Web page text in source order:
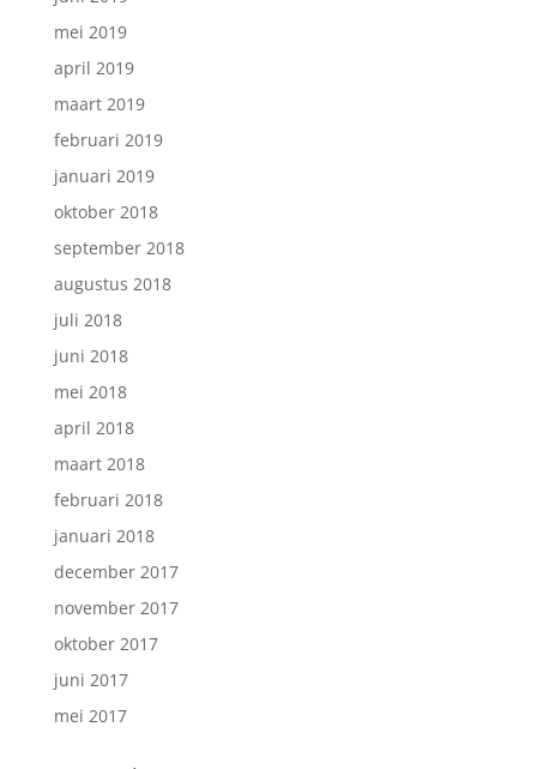
mei 2019
april 2019
maart 2019
februari 2019
januari 2019
oktober 2018
september 2018
augustus 2018
juli 2018
juni 2018
mei 2018
april 2018
maart 2018
februari 2018
januari 2018
december 2017
november 2017
oktober 2017
juni 2017
mei 2017